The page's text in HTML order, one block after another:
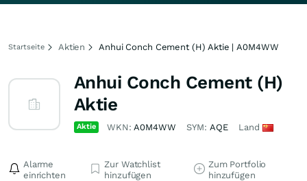
Startseite Aktien Anhui Conch Cement (H) Aktie | A0M4WW
Anhui Conch Cement (H)
Aktie
Aktie WKN:A0M4WW SYM: AQE Land
Alarme
einrichten
Zur Watchlist
hinzufügen
Zum Portfolio
hinzufügen